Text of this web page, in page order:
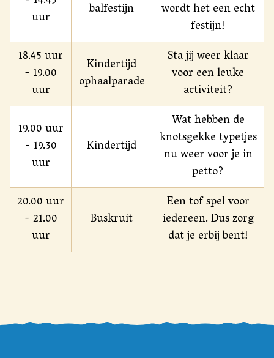
uur
balfestijn
wordt het een echt
festijn!
18.45 uur
- 19.00
uur
Kindertijd
ophaalparade
Sta jij weer klaar
voor een leuke
activiteit?
19.00 uur
- 19.30
uur
Kindertijd
Wat hebben de
knotsgekke typetjes
nu weer voor je in
petto?
20.00 uur
- 21.00
uur
Buskruit
Een tof spel voor
iedereen. Dus zorg
dat je erbij bent!